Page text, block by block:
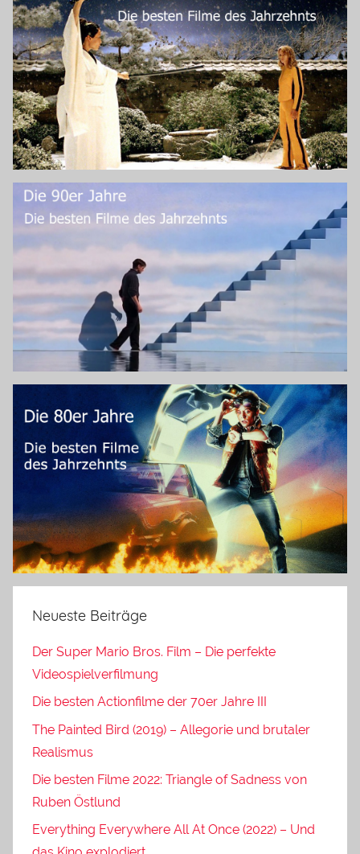
Neueste Beiträge
Der Super Mario Bros. Film – Die perfekte
Videospielverfilmung
Die besten Actionfilme der 70er Jahre III
The Painted Bird (2019) – Allegorie und brutaler
Realismus
Die besten Filme 2022: Triangle of Sadness von
Ruben Östlund
Everything Everywhere All At Once (2022) – Und